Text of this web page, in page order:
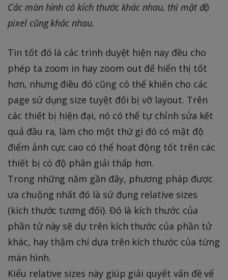
Các màn hình có kích thước khác nhau, thì mật độ
pixel cũng khác nhau.
Tin tốt đó là các trình duyệt hiện nay đều cho
phép ta zoom in hay zoom out để hiển thị tốt
hơn, nhưng điều đó cũng có thể khiến cho các
page sử dụng size tuyệt đối bị vỡ layout. Trên
các thiết bị hiện đại, nó có thể tự chỉnh sửa kết
quả đầu ra, làm cho một thứ gì đó có mật độ
điểm ảnh cực cao có thể hoạt động tốt trên các
thiết bị có độ phân giải thấp hơn.
Trong những năm gần đây, phương pháp được
ưa chuộng nhất đó là sử đụng relative sizes
(kích thước tương đối). Đó là kích thước của
phần tử này sẽ dự trên kích thước của phần tử
khác, hay thậm chí dựa trên kích thước của từng
màn hình.
Kiểu relative sizes này giúp giải quyết vấn đề vể